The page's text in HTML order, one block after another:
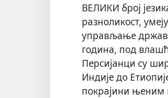
ВЕЛИКИ број
разноликост,
управљање
година, под
Персијанци су
Индије до
покрајини њеним